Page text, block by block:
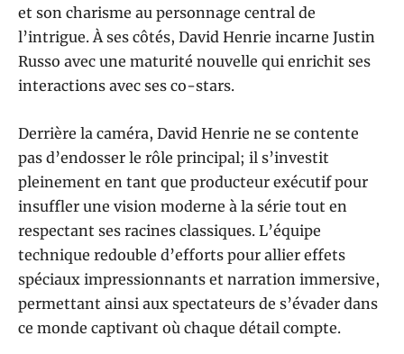
et son charisme au personnage central de
l’intrigue. À ses côtés, David Henrie incarne Justin
Russo avec une maturité nouvelle qui enrichit ses
interactions avec ses co-stars.
Derrière la caméra, David Henrie ne se contente
pas d’endosser le rôle principal; il s’investit
pleinement en tant que producteur exécutif pour
insuffler une vision moderne à la série tout en
respectant ses racines classiques. L’équipe
technique redouble d’efforts pour allier effets
spéciaux impressionnants et narration immersive,
permettant ainsi aux spectateurs de s’évader dans
ce monde captivant où chaque détail compte.